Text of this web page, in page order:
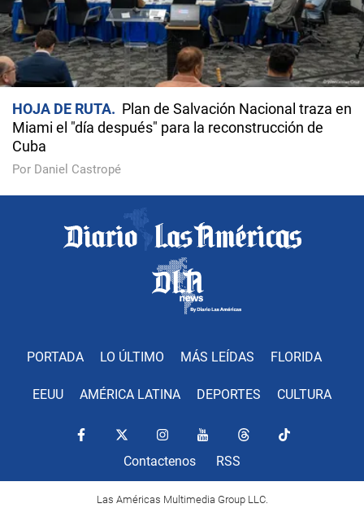
HOJA DE RUTA
Plan de Salvación Nacional traza en
Miami el "día después" para la reconstrucción de
Cuba
Por Daniel Castropé
PORTADA LO ÚLTIMO MÁS LEÍDAS FLORIDA
EEUU AMÉRICA LATINA DEPORTES CULTURA
Contactenos RSS
Las Américas Multimedia Group LLC.